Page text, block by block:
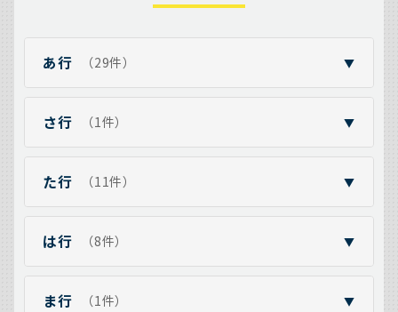
あ行 （29件） ▼
さ行 （1件） ▼
た行 （11件） ▼
は行 （8件） ▼
ま行 （1件） ▼